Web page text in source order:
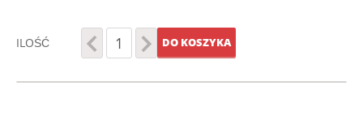
ILOŚĆ DO KOSZYKA